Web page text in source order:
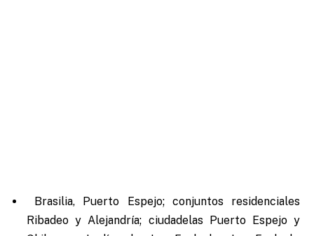
Brasilia, Puerto Espejo; conjuntos residenciales
Ribadeo y Alejandría; ciudadelas Puerto Espejo y